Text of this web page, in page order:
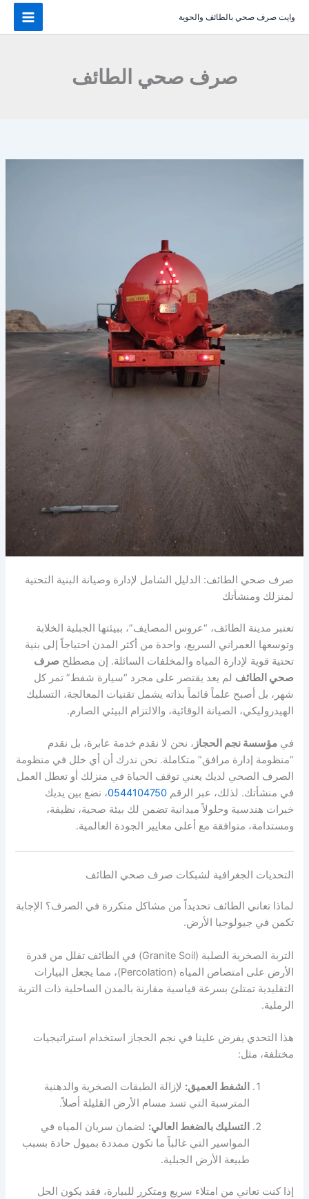
وايت صرف صحي بالطائف والحوية
صرف صحي الطائف
صرف صحي الطائف: الدليل الشامل لإدارة وصيانة البنية التحتية
لمنزلك ومنشأتك
تعتبر مدينة الطائف، “عروس المصايف”، ببيئتها الجبلية الخلابة
وتوسعها العمراني السريع، واحدة من أكثر المدن احتياجاً إلى بنية
تحتية قوية لإدارة المياه والمخلفات السائلة. إن مصطلح صرف
صحي الطائف لم يعد يقتصر على مجرد “سيارة شفط” تمر كل
شهر، بل أصبح علماً قائماً بذاته يشمل تقنيات المعالجة، التسليك
الهيدروليكي، الصيانة الوقائية، والالتزام البيئي الصارم.
فيمؤسسة نجم الحجاز ، نحن لا نقدم خدمة عابرة، بل نقدم
“منظومة إدارة مرافق” متكاملة. نحن ندرك أن أي خلل في منظومة
الصرف الصحي لديك يعني توقف الحياة في منزلك أو تعطل العمل
في منشأتك. لذلك، عبر الرقم0544104750، نضع بين يديك
خبرات هندسية وحلولاً ميدانية تضمن لك بيئة صحية، نظيفة،
ومستدامة، متوافقة مع أعلى معايير الجودة العالمية.
التحديات الجغرافية لشبكات صرف صحي الطائف
لماذا تعاني الطائف تحديداً من مشاكل متكررة في الصرف؟ الإجابة
تكمن في جيولوجيا الأرض.
التربة الصخرية الصلبة (Granite Soil) في الطائف تقلل من قدرة
الأرض على امتصاص المياه (Percolation)، مما يجعل البيارات
التقليدية تمتلئ بسرعة قياسية مقارنة بالمدن الساحلية ذات التربة
الرملية.
هذا التحدي يفرض علينا في نجم الحجاز استخدام استراتيجيات
مختلفة، مثل:
الشفط العميق: لإزالة الطبقات الصخرية والدهنية
المترسبة التي تسد مسام الأرض القليلة أصلاً.
التسليك بالضغط العالي: لضمان سريان المياه في
المواسير التي غالباً ما تكون ممددة بميول حادة بسبب
طبيعة الأرض الجبلية.
إذا كنت تعاني من امتلاء سريع ومتكرر للبيارة، فقد يكون الحل